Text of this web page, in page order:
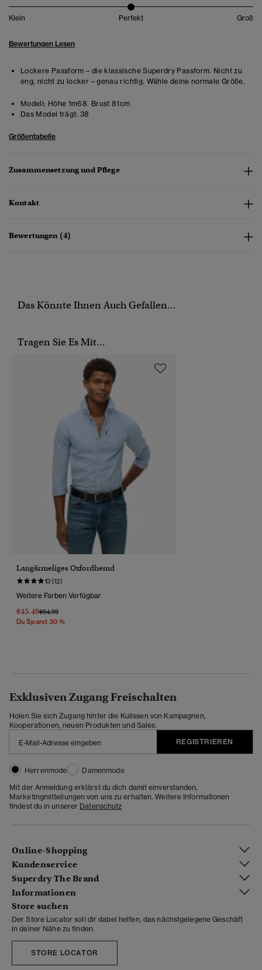
Klein Perfekt Groß
Bewertungen Lesen
Lockere Passform – die klassische Superdry Passform. Nicht zu
eng, nicht zu locker – genau richtig. Wähle deine normale Größe.
Modell: Höhe 1m68. Brust 81cm
Das Model trägt: 38
Größentabelle
Zusammensetzung und Pflege
Kontakt
Bewertungen (4)
Das Könnte Ihnen Auch Gefallen...
Tragen Sie Es Mit...
Langärmeliges Oxfordhemd
(12)
Weitere Farben Verfügbar
€45.49Preis Wurde Reduziert Von
€64.99Bis
Du Sparst 30 %
Exklusiven Zugang Freischalten
Holen Sie sich Zugang hinter die Kulissen von Kampagnen,
Kooperationen, neuen Produkten und Sales.
REGISTRIEREN
Herrenmode
Damenmode
Mit der Anmeldung erklärst du dich damit einverstanden,
Marketingmitteilungen von uns zu erhalten. Weitere Informationen
findest du in unserer Datenschutz
Online-Shopping
Kundenservice
Superdry The Brand
Informationen
Store suchen
Der Store Locator soll dir dabei helfen, das nächstgelegene Geschäft
in deiner Nähe zu finden.
STORE LOCATOR